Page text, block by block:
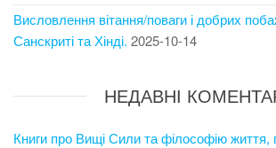
Висловлення вітання/поваги і добрих
Санскриті та Хінді. 2025-10-14
НЕДАВНІ
Книги про Вищі Сили та філософію життя,